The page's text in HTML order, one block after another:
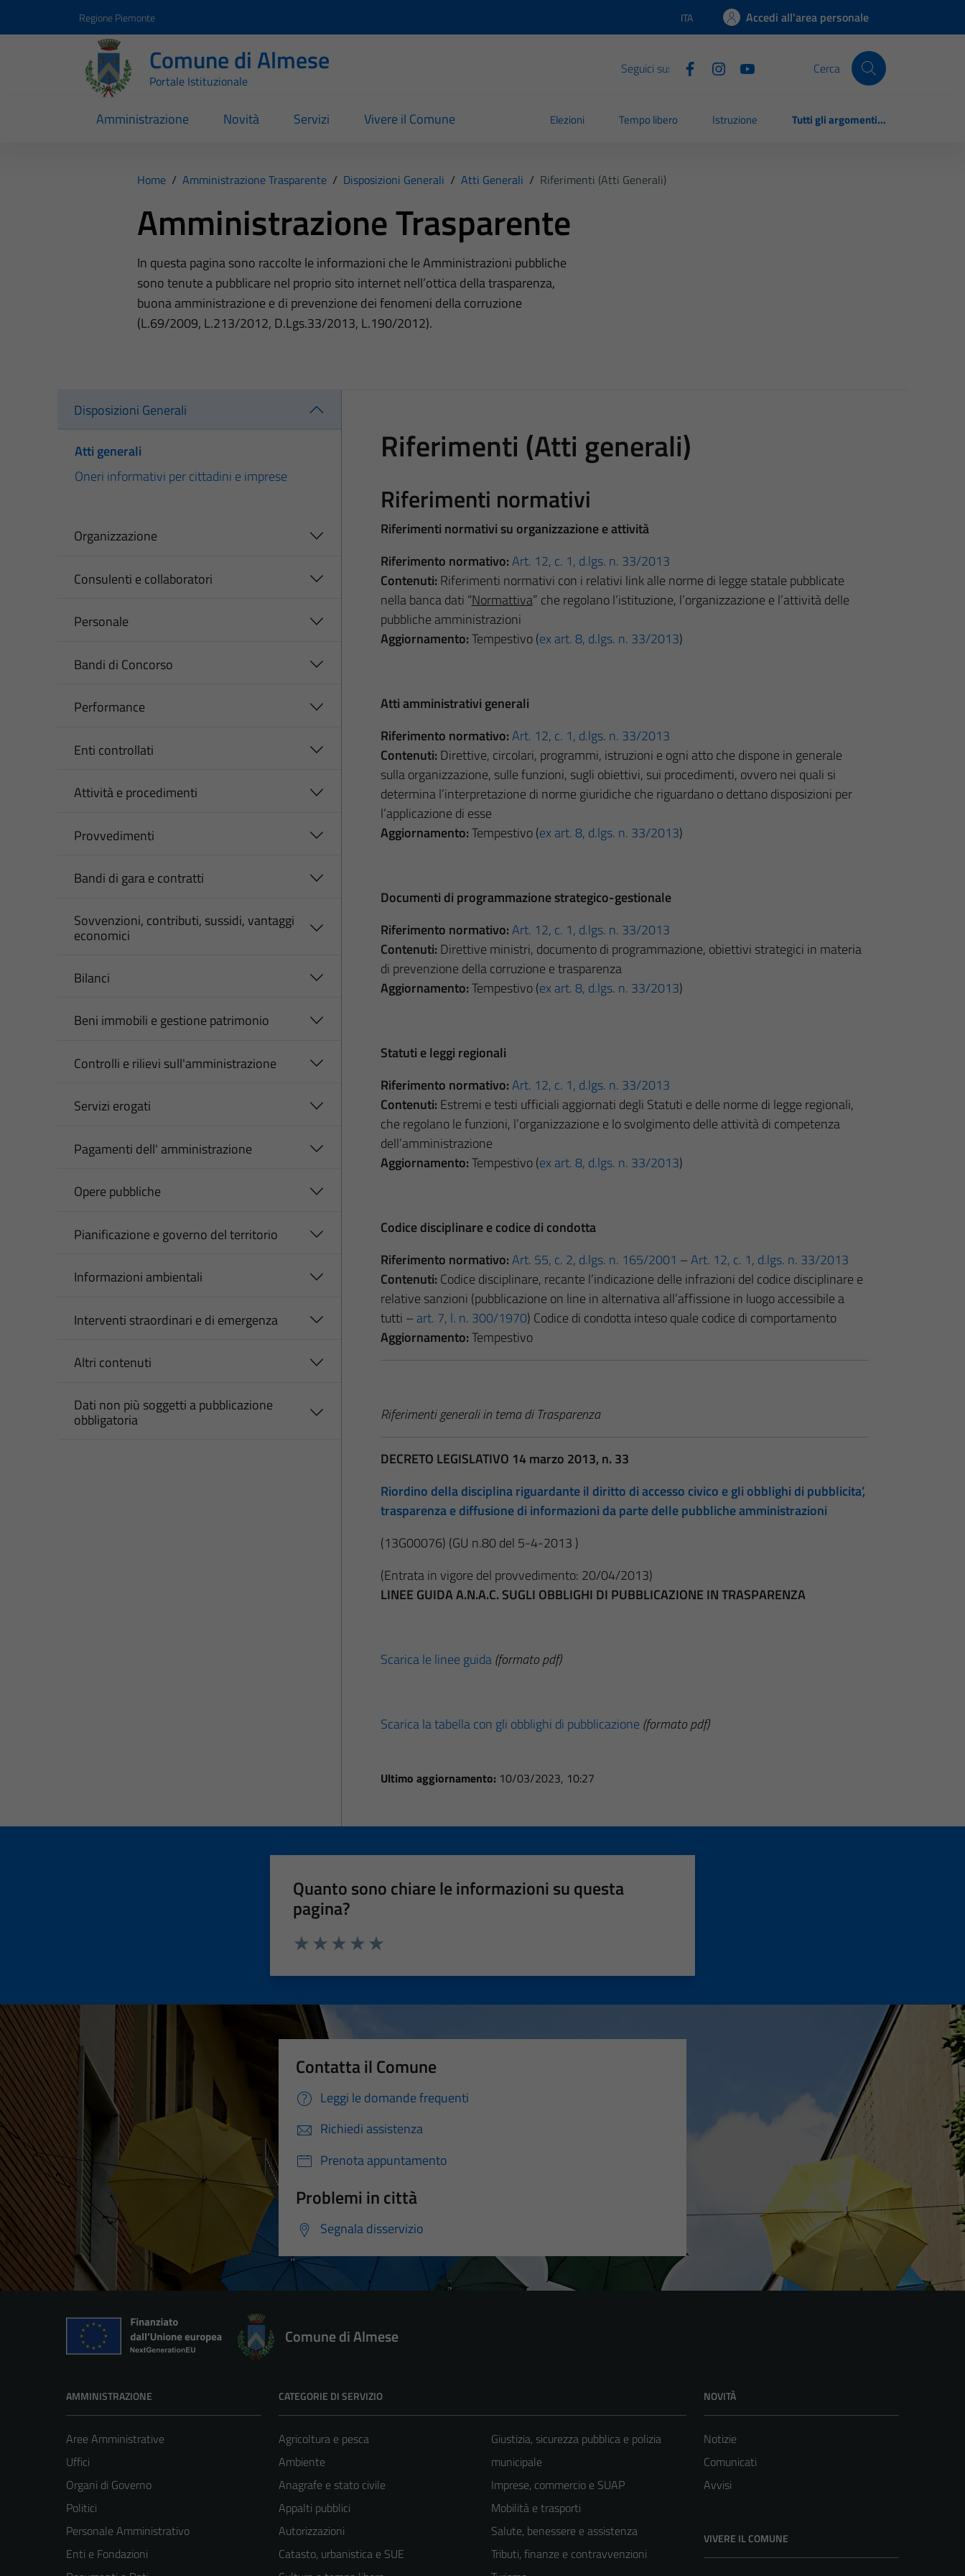
Regione Piemonte Lingua attiva:
ITA Accedi all'area personale
Comune di Almese
Portale Istituzionale
Seguici su: Cerca
Amministrazione Novità Servizi Vivere il Comune Elezioni Tempo libero Istruzione Tutti gli argomenti...
Home / Amministrazione Trasparente / Disposizioni Generali / Atti Generali / Riferimenti (Atti Generali)
Amministrazione Trasparente
In questa pagina sono raccolte le informazioni che le Amministrazioni pubbliche
sono tenute a pubblicare nel proprio sito internet nell’ottica della trasparenza,
buona amministrazione e di prevenzione dei fenomeni della corruzione
(L.69/2009, L.213/2012, D.Lgs.33/2013, L.190/2012).
Disposizioni Generali
Atti generali
Oneri informativi per cittadini e imprese
Organizzazione
Consulenti e collaboratori
Personale
Bandi di Concorso
Performance
Enti controllati
Attività e procedimenti
Provvedimenti
Bandi di gara e contratti
Sovvenzioni, contributi, sussidi, vantaggi
economici
Bilanci
Beni immobili e gestione patrimonio
Controlli e rilievi sull'amministrazione
Servizi erogati
Pagamenti dell' amministrazione
Opere pubbliche
Pianificazione e governo del territorio
Informazioni ambientali
Interventi straordinari e di emergenza
Altri contenuti
Dati non più soggetti a pubblicazione
obbligatoria
Riferimenti (Atti generali)
Riferimenti normativi
Riferimenti normativi su organizzazione e attività
Riferimento normativo:Art. 12, c. 1, d.lgs. n. 33/2013
Contenuti: Riferimenti normativi con i relativi link alle norme di legge statale pubblicate
nella banca dati “Normattiva” che regolano l’istituzione, l’organizzazione e l’attività delle
pubbliche amministrazioni
Aggiornamento:Tempestivo (ex art. 8, d.lgs. n. 33/2013)
Atti amministrativi generali
Riferimento normativo:Art. 12, c. 1, d.lgs. n. 33/2013
Contenuti: Direttive, circolari, programmi, istruzioni e ogni atto che dispone in generale
sulla organizzazione, sulle funzioni, sugli obiettivi, sui procedimenti, ovvero nei quali si
determina l’interpretazione di norme giuridiche che riguardano o dettano disposizioni per
l’applicazione di esse
Aggiornamento:Tempestivo (ex art. 8, d.lgs. n. 33/2013)
Documenti di programmazione strategico-gestionale
Riferimento normativo:Art. 12, c. 1, d.lgs. n. 33/2013
Contenuti: Direttive ministri, documento di programmazione, obiettivi strategici in materia
di prevenzione della corruzione e trasparenza
Aggiornamento:Tempestivo (ex art. 8, d.lgs. n. 33/2013)
Statuti e leggi regionali
Riferimento normativo:Art. 12, c. 1, d.lgs. n. 33/2013
Contenuti: Estremi e testi ufficiali aggiornati degli Statuti e delle norme di legge regionali,
che regolano le funzioni, l’organizzazione e lo svolgimento delle attività di competenza
dell’amministrazione
Aggiornamento:Tempestivo (ex art. 8, d.lgs. n. 33/2013)
Codice disciplinare e codice di condotta
Riferimento normativo:Art. 55, c. 2, d.lgs. n. 165/2001 –Art. 12, c. 1, d.lgs. n. 33/2013
Contenuti: Codice disciplinare, recante l’indicazione delle infrazioni del codice disciplinare e
relative sanzioni (pubblicazione on line in alternativa all’affissione in luogo accessibile a
tutti – art. 7, l. n. 300/1970) Codice di condotta inteso quale codice di comportamento
Aggiornamento:Tempestivo
Riferimenti generali in tema di Trasparenza
DECRETO LEGISLATIVO 14 marzo 2013, n. 33
Riordino della disciplina riguardante il diritto di accesso civico e gli obblighi di pubblicita’,
trasparenza e diffusione di informazioni da parte delle pubbliche amministrazioni
(13G00076) (GU n.80 del 5-4-2013 )
(Entrata in vigore del provvedimento: 20/04/2013)
LINEE GUIDA A.N.A.C. SUGLI OBBLIGHI DI PUBBLICAZIONE IN TRASPARENZA
Scarica le linee guida(formato pdf)
Scarica la tabella con gli obblighi di pubblicazione (formato pdf)
Ultimo aggiornamento: 10/03/2023, 10:27
Quanto sono chiare le informazioni su questa
pagina?
Contatta il Comune
Leggi le domande frequenti
Richiedi assistenza
Prenota appuntamento
Problemi in città
Segnala disservizio
Comune di Almese
AMMINISTRAZIONE
Aree Amministrative
Uffici
Organi di Governo
Politici
Personale Amministrativo
Enti e Fondazioni
CATEGORIE DI SERVIZIO
Agricoltura e pesca
Ambiente
Anagrafe e stato civile
Appalti pubblici
Autorizzazioni
Catasto, urbanistica e SUE
Giustizia, sicurezza pubblica e polizia
municipale
Imprese, commercio e SUAP
Mobilità e trasporti
Salute, benessere e assistenza
Tributi, finanze e contravvenzioni
NOVITÀ
Notizie
Comunicati
Avvisi
VIVERE IL COMUNE